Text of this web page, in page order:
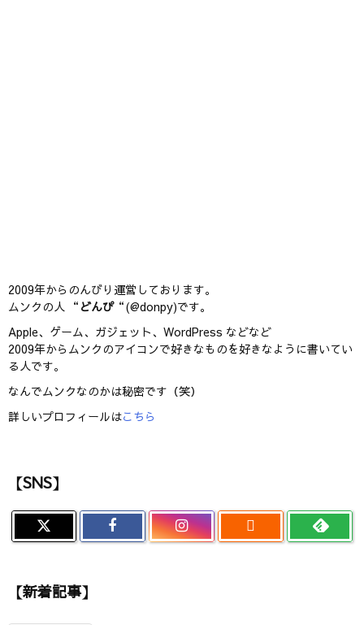
2009年からのんびり運営しております。
ムンクの人 “ どんぴ“(@donpy)です。
Apple、ゲーム、ガジェット、WordPress などなど
2009年からムンクのアイコンで好きなものを好きなように書いてい
る人です。
なんでムンクなのかは秘密です（笑）
詳しいプロフィールはこちら
【SNS】

【新着記事】